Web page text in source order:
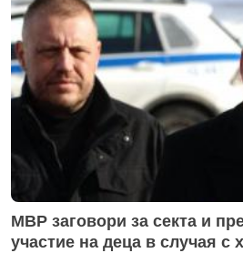
МВР заговори за секта и
участие на деца в случая с